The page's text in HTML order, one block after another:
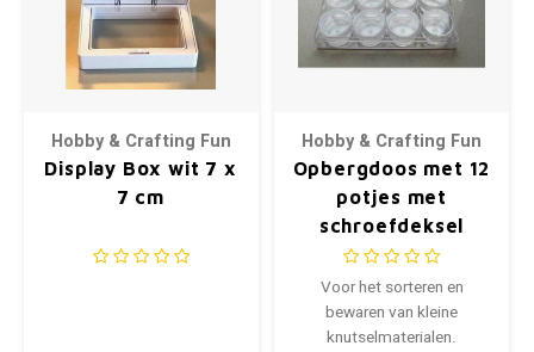
Hobby & Crafting Fun
Display Box wit 7 x
7 cm
Hobby & Crafting Fun
Opbergdoos met 12
potjes met
schroefdeksel
Voor het sorteren en
bewaren van kleine
knutselmaterialen.